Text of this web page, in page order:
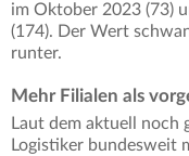
im Oktober 2023 (73)
(174). Der Wert
runter.
Mehr Filialen als
Laut dem aktuell noch
Logistiker bundesweit